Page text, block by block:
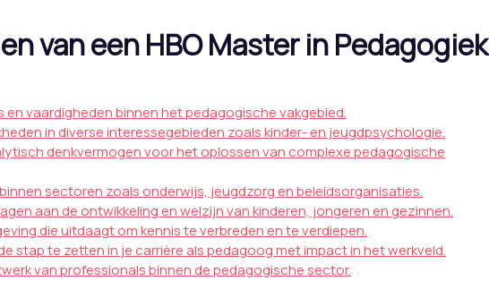
van een HBO Master in Pedagogiek
en vaardigheden binnen het pedagogische vakgebied.
in diverse interessegebieden zoals kinder- en jeugdpsychologie.
denkvermogen voor het oplossen van complexe pedagogische
sectoren zoals onderwijs, jeugdzorg en beleidsorganisaties.
aan de ontwikkeling en welzijn van kinderen, jongeren en gezinnen.
die uitdaagt om kennis te verbreden en te verdiepen.
stap te zetten in je carrière als pedagoog met impact in het werkveld.
van professionals binnen de pedagogische sector.